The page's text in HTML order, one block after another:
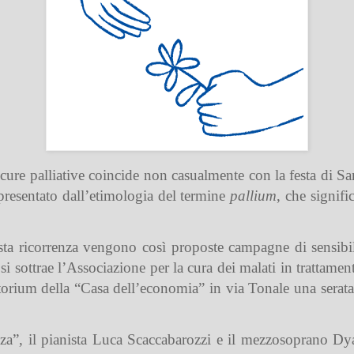
palliative coincide non casualmente con la festa di
dall’etimologia del termine pallium, che
ricorrenza vengono così proposte campagne di
sottrae l’Associazione per la cura dei malati in
della “Casa dell’economia” in via Tonale una
il pianista Luca Scaccabarozzi e il mezzosoprano